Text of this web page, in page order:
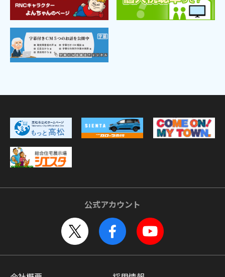
公式アカウント